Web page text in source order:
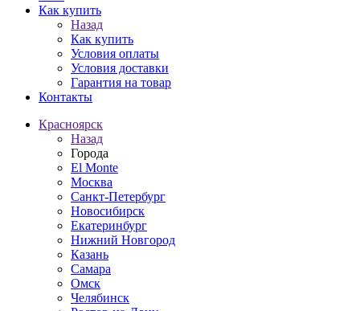
Как купить
Назад
Как купить
Условия оплаты
Условия доставки
Гарантия на товар
Контакты
Красноярск
Назад
Города
El Monte
Москва
Санкт-Петербург
Новосибирск
Екатеринбург
Нижний Новгород
Казань
Самара
Омск
Челябинск